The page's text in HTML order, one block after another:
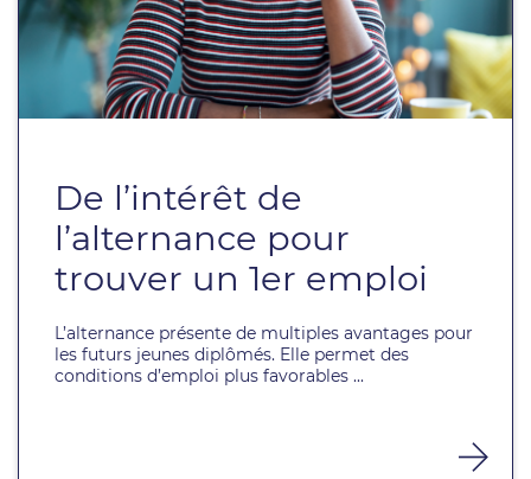
De l’intérêt de
l’alternance pour
trouver un 1er emploi
L’alternance présente de multiples avantages pour
les futurs jeunes diplômés. Elle permet des
conditions d’emploi plus favorables ...